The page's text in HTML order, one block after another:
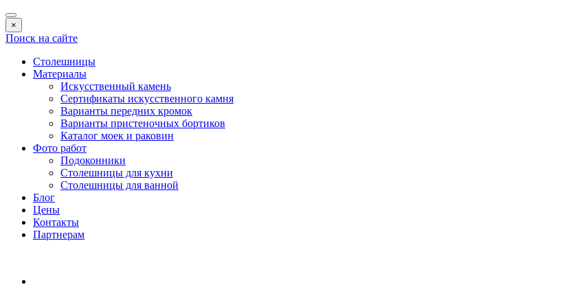
×
Поиск на сайте
Столешницы
Материалы
Искусственный камень
Сертификаты искусственного камня
Варианты передних кромок
Варианты пристеночных бортиков
Каталог моек и раковин
Фото работ
Подоконники
Столешницы для кухни
Столешницы для ванной
Блог
Цены
Контакты
Партнерам